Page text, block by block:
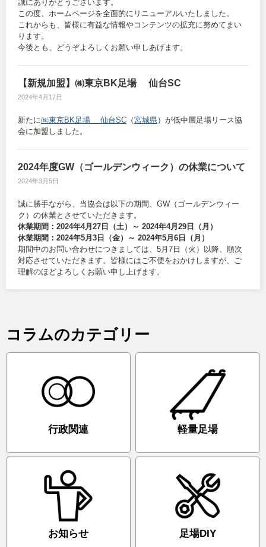
誠にありがとうございます。
この度、ホームページを全面的にリニューアルいたしました。
これからも、皆様に有益な情報やコンテンツの拡充に努めてまい
ります。
今後とも、どうぞよろしくお願い申しあげます。
【新規加盟】㈱東京BK足場 仙台SC
2024年4月17日
新たに㈱東京BK足場 仙台SC （宮城県）が低中層足場リース協
会に加盟しました。
2024年度GW（ゴールデンウィーク）の休業について
2024年3月5日
誠に勝手ながら、当協会は以下の期間、GW（ゴールデンウィー
ク）の休業とさせていただきます。
休業期間：2024年4月27日（土）～ 2024年4月29日（月）
休業期間：2024年5月3日（金）～ 2024年5月6日（月）
期間中のお問い合わせにつきましては、5月7日（火）以降、順次
対応させていただきます。皆様にはご不便をおかけしますが、ご
理解のほどよろしくお願い申し上げます。
コラムのカテゴリー
行政関連 軽量足場
お知らせ 足場DIY